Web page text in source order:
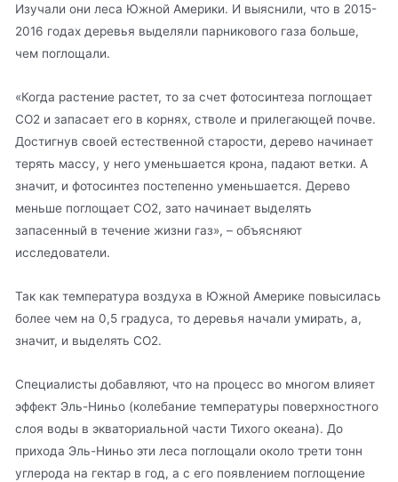
Изучали они леса Южной Америки. И выяснили, что в 2015-
2016 годах деревья выделяли парникового газа больше,
чем поглощали.
«Когда растение растет, то за счет фотосинтеза поглощает
СО2 и запасает его в корнях, стволе и прилегающей почве.
Достигнув своей естественной старости, дерево начинает
терять массу, у него уменьшается крона, падают ветки. А
значит, и фотосинтез постепенно уменьшается. Дерево
меньше поглощает СО2, зато начинает выделять
запасенный в течение жизни газ», – объясняют
исследователи.
Так как температура воздуха в Южной Америке повысилась
более чем на 0,5 градуса, то деревья начали умирать, а,
значит, и выделять СО2.
Специалисты добавляют, что на процесс во многом влияет
эффект Эль-Ниньо (колебание температуры поверхностного
слоя воды в экваториальной части Тихого океана). До
прихода Эль-Ниньо эти леса поглощали около трети тонн
углерода на гектар в год, а с его появлением поглощение